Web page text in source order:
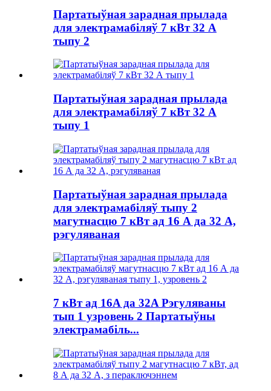
Партатыўная зарадная прылада
для электрамабіляў 7 кВт 32 А
тыпу 2
Партатыўная зарадная прылада
для электрамабіляў 7 кВт 32 А
тыпу 1
Партатыўная зарадная прылада
для электрамабіляў тыпу 2
магутнасцю 7 кВт ад 16 А да 32 А,
рэгуляваная
7 кВт ад 16A да 32A Рэгуляваны
тып 1 узровень 2 Партатыўны
электрамабіль...